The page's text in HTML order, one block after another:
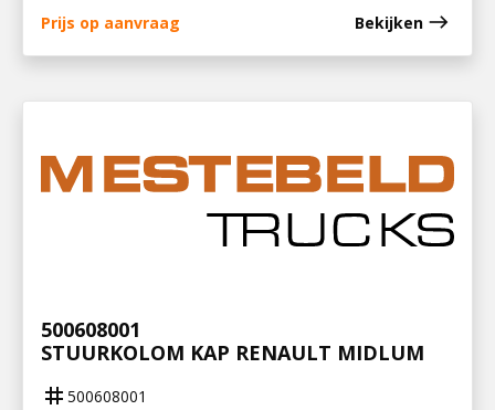
Prijs op aanvraag Bekijken east
500608001
STUURKOLOM KAP RENAULT MIDLUM
tag 500608001